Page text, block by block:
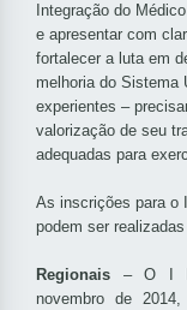
Integração do
e apresentar com
fortalecer a luta em
melhoria do Sistema
experientes –
valorização de seu
adequadas para
As inscrições para o
podem ser
Regionais – O I
novembro de